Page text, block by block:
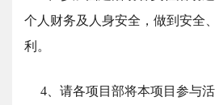
个人财务及人身安全，做到安全
利。
4、请各项目部将本项目参与